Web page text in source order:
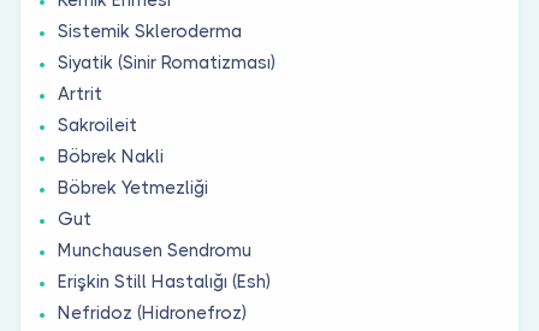
Sistemik Skleroderma
Siyatik (Sinir Romatizması)
Artrit
Sakroileit
Böbrek Nakli
Böbrek Yetmezliği
Gut
Munchausen Sendromu
Erişkin Still Hastalığı (Esh)
Nefridoz (Hidronefroz)